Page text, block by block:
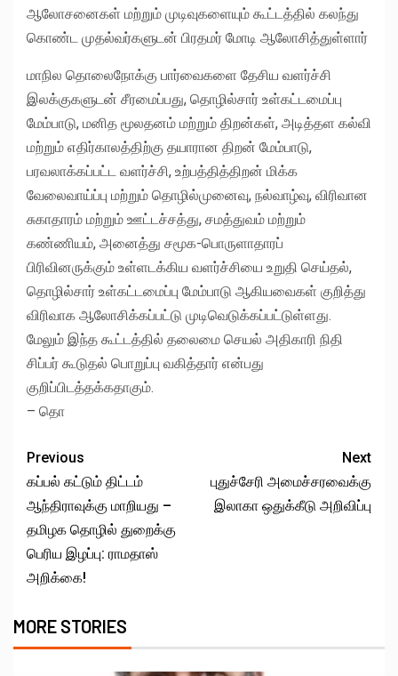
ஆலோசனைகள் மற்றும் முடிவுகளையும் கூட்டத்தில் கலந்து
கொண்ட முதல்வர்களுடன் பிரதமர் மோடி ஆலோசித்துள்ளார்
மாநில தொலைநோக்கு பார்வைகளை தேசிய வளர்ச்சி
இலக்குகளுடன் சீரமைப்பது, தொழில்சார் உள்கட்டமைப்பு
மேம்பாடு, மனித மூலதனம் மற்றும் திறன்கள், அடித்தள கல்வி
மற்றும் எதிர்காலத்திற்கு தயாரான திறன் மேம்பாடு,
பரவலாக்கப்பட்ட வளர்ச்சி, உற்பத்தித்திறன் மிக்க
வேலைவாய்ப்பு மற்றும் தொழில்முனைவு, நல்வாழ்வு, விரிவான
சுகாதாரம் மற்றும் ஊட்டச்சத்து, சமத்துவம் மற்றும்
கண்ணியம், அனைத்து சமூக-பொருளாதாரப்
பிரிவினருக்கும் உள்ளடக்கிய வளர்ச்சியை உறுதி செய்தல்,
தொழில்சார் உள்கட்டமைப்பு மேம்பாடு ஆகியவைகள் குறித்து
விரிவாக ஆலோசிக்கப்பட்டு முடிவெடுக்கப்பட்டுள்ளது.
மேலும் இந்த கூட்டத்தில் தலைமை செயல் அதிகாரி நிதி
சிப்பர் கூடுதல் பொறுப்பு வகித்தார் என்பது
குறிப்பிடத்தக்கதாகும்.
– தொ
Previous
கப்பல் கட்டும் திட்டம்
ஆந்திராவுக்கு மாறியது –
தமிழக தொழில் துறைக்கு
பெரிய இழப்பு: ராமதாஸ்
அறிக்கை!
Next
புதுச்சேரி அமைச்சரவைக்கு
இலாகா ஒதுக்கீடு அறிவிப்பு
MORE STORIES